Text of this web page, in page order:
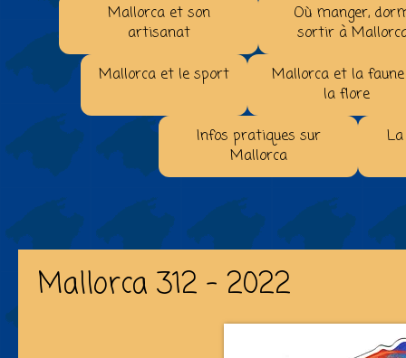
Mallorca et son
artisanat
Où manger,
sortir à
Mallorca et le sport
Mallorca et la
la flore
Infos pratiques sur
Mallorca
Mallorca 312 - 2022